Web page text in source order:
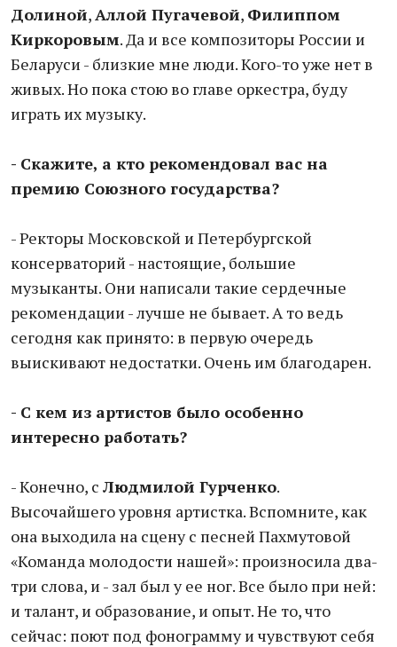
Долиной,Аллой Пугачевой, Филиппом
Киркоровым. Да и все композиторы России и
Беларуси - близкие мне люди. Кого-то уже нет в
живых. Но пока стою во главе оркестра, буду
играть их музыку.
- Скажите, а кто рекомендовал вас на
премию Союзного государства?
- Ректоры Московской и Петербургской
консерваторий - настоящие, большие
музыканты. Они написали такие сердечные
рекомендации - лучше не бывает. А то ведь
сегодня как принято: в первую очередь
выискивают недостатки. Очень им благодарен.
- С кем из артистов было особенно
интересно работать?
- Конечно, с Людмилой Гурченко.
Высочайшего уровня артистка. Вспомните, как
она выходила на сцену с песней Пахмутовой
«Команда молодости нашей»: произносила два-
три слова, и - зал был у ее ног. Все было при ней:
и талант, и образование, и опыт. Не то, что
сейчас: поют под фонограмму и чувствуют себя